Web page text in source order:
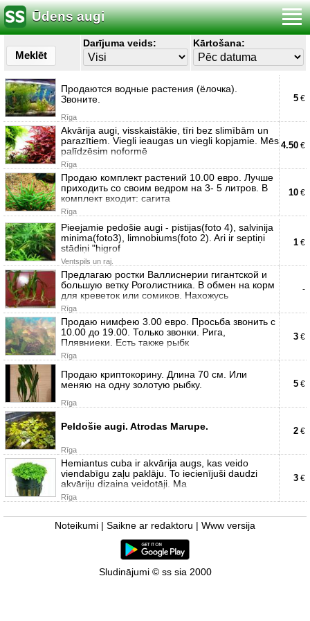
Ūdens augi
Meklēt
Darījuma veids: Kārtošana:
Продаются водные растения (ёлочка).
Звоните.
Rīga
5 €
Akvārija augi, visskaistākie, tīri bez slimībām un
parazītiem. Viegli ieaugas un viegli kopjamie. Mēs
palīdzēsim noformē
Rīga
4.50 €
Продаю комплект растений 10.00 евро. Лучше
приходить со своим ведром на 3- 5 литров. В
комплект входит: сагита
Rīga
10 €
Pieejamie pedošie augi - pistijas(foto 4), salvinija
minima(foto3), limnobiums(foto 2). Ari ir septiņi
stādiņi "higrof
Ventspils un raj.
1 €
Предлагаю ростки Валлиснерии гигантской и
большую ветку Роголистника. В обмен на корм
для креветок или сомиков. Нахожусь
Rīga
-
Продаю нимфею 3.00 евро. Просьба звонить с
10.00 до 19.00. Только звонки. Рига,
Плявниеки. Есть также рыбк
Rīga
3 €
Продаю криптокорину. Длина 70 см. Или
меняю на одну золотую рыбку.
Rīga
5 €
Peldošie augi. Atrodas Marupe.
Rīga
2 €
Hemiantus cuba ir akvārija augs, kas veido
viendabīgu zaļu paklāju. To iecienījuši daudzi
akvāriju dizaina veidotāji. Ma
Rīga
3 €
Noteikumi Saikne ar redaktoru Www versija
Sludinājumi © ss sia 2000